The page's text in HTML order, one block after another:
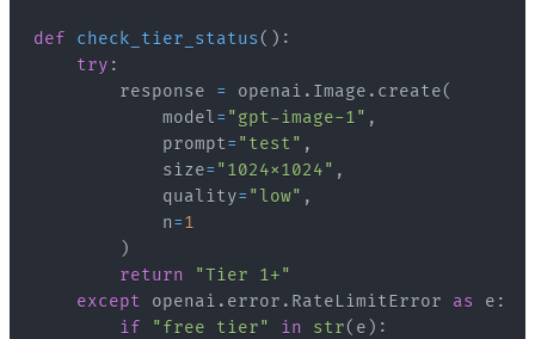
def check_tier_status( ) :
try :
        response
= openai . Image . create(
            model
= "gpt-image-1" ,
            prompt
= "test" ,
            size
= "1024x1024" ,
            quality
= "low" ,
            n
=1
)
return
"Tier 1+"
except openai . error . RateLimitError as e :
if
"free tier" in str( e ) :